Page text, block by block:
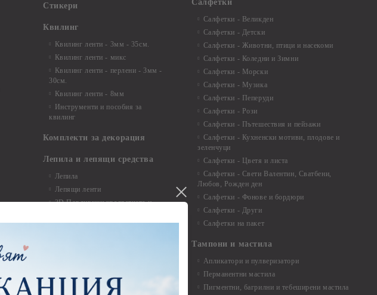
Стикери
Квилинг
Квилинг ленти - 3мм - 35см.
Квилинг ленти - микс
Квилинг ленти - перлени - 3мм -
30см.
Квилинг ленти - 8мм
Инструменти и пособия за
квилинг
Комплекти за декорация
Лепила и лепящи средства
Лепила
Лепящи ленти
3D Повдигащи квадратчета и
Макраме
Салфетки
Салфетки - Великден
Салфетки - Детски
Салфетки - Животни, птици и насекоми
Салфетки - Коледни и Зимни
Салфетки - Морски
Салфетки - Музика
Салфетки - Пеперуди
Салфетки - Рози
Салфетки - Пътешествия и пейзажи
Салфетки - Кухненски мотиви, плодове и
зеленчуци
Салфетки - Цветя и листа
Салфетки - Свети Валентин, Сватбени,
Любов, Рожден ден
Салфетки - Фонове и бордюри
Салфетки - Други
Салфетки на пакет
Тампони и мастила
Апликатори и пулверизатори
Перманентни мастила
Пигментни, багрилни и тебеширени мастила